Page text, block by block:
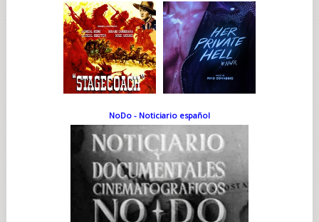
NoDo - Noticiario español